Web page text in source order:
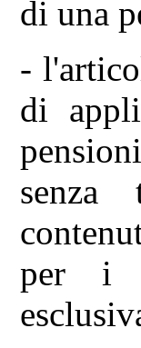
di una
-
di
senza
per i